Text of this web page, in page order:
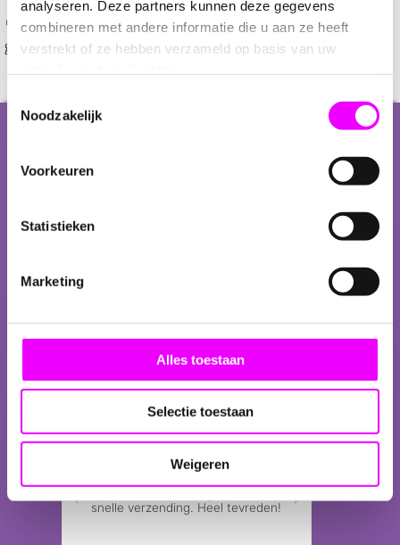
analyseren. Deze partners kunnen deze gegevens
combineren met andere informatie die u aan ze heeft
verstrekt of ze hebben verzameld op basis van uw
Toestemmingsselectie
Noodzakelijk
Voorkeuren
Statistieken
Marketing
Alles toestaan
Selectie toestaan
Weigeren
📞 Neem gerust vrijblijvend contact met ons op. Wij denken
graag met je mee om jouw feest onvergetelijk te maken.
GIOIA’s cadeau en feestartikelen is een jong
bedrijf gestart door Marjolein Gioia. Het
babyshowers, feesten, geboortes en
huwelijken is een hobby dat is uitgegroeid
graag met u. Indien u nog tips of suggesties
heeft, horen wij dat graag!
» Lees meer over GIOIA's